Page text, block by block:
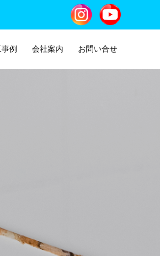
例 会社案内 お問い合せ